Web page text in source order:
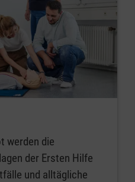
werden die
der Ersten Hilfe
und alltägliche